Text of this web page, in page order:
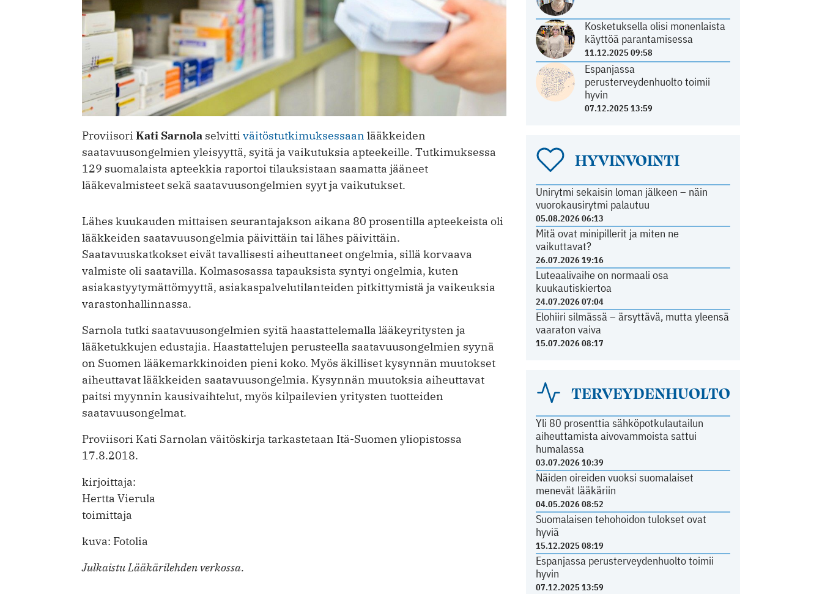
Kosketuksella olisi monenlaista
käyttöä parantamisessa
11.12.2025 09:58
Espanjassa
perusterveydenhuolto toimii
hyvin
07.12.2025 13:59
HYVINVOINTI
Unirytmi sekaisin loman jälkeen – näin
vuorokausirytmi palautuu
05.08.2026 06:13
Mitä ovat minipillerit ja miten ne
vaikuttavat?
26.07.2026 19:16
Luteaalivaihe on normaali osa
kuukautiskiertoa
24.07.2026 07:04
Elohiiri silmässä – ärsyttävä, mutta yleensä
vaaraton vaiva
15.07.2026 08:17
TERVEYDENHUOLTO
Yli 80 prosenttia sähköpotkulautailun
aiheuttamista aivovammoista sattui
humalassa
03.07.2026 10:39
Näiden oireiden vuoksi suomalaiset
menevät lääkäriin
04.05.2026 08:52
Suomalaisen tehohoidon tulokset ovat
hyviä
15.12.2025 08:19
Espanjassa perusterveydenhuolto toimii
hyvin
07.12.2025 13:59
Proviisori Kati Sarnola selvitti väitöstutkimuksessaan lääkkeiden
saatavuusongelmien yleisyyttä, syitä ja vaikutuksia apteekeille. Tutkimuksessa
129 suomalaista apteekkia raportoi tilauksistaan saamatta jääneet
lääkevalmisteet sekä saatavuusongelmien syyt ja vaikutukset.
Lähes kuukauden mittaisen seurantajakson aikana 80 prosentilla apteekeista oli
lääkkeiden saatavuusongelmia päivittäin tai lähes päivittäin.
Saatavuuskatkokset eivät tavallisesti aiheuttaneet ongelmia, sillä korvaava
valmiste oli saatavilla. Kolmasosassa tapauksista syntyi ongelmia, kuten
asiakastyytymättömyyttä, asiakaspalvelutilanteiden pitkittymistä ja vaikeuksia
varastonhallinnassa.
Sarnola tutki saatavuusongelmien syitä haastattelemalla lääkeyritysten ja
lääketukkujen edustajia. Haastattelujen perusteella saatavuusongelmien syynä
on Suomen lääkemarkkinoiden pieni koko. Myös äkilliset kysynnän muutokset
aiheuttavat lääkkeiden saatavuusongelmia. Kysynnän muutoksia aiheuttavat
paitsi myynnin kausivaihtelut, myös kilpailevien yritysten tuotteiden
saatavuusongelmat.
Proviisori Kati Sarnolan väitöskirja tarkastetaan Itä-Suomen yliopistossa
17.8.2018.
kirjoittaja:
Hertta Vierula
toimittaja
kuva: Fotolia
Julkaistu Lääkärilehden verkossa.